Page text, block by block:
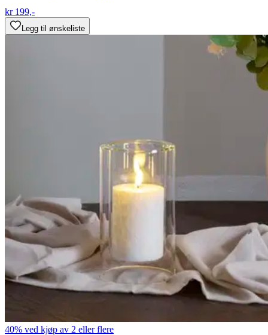
kr 199,-
Legg til ønskeliste
40% ved kjøp av 2 eller flere